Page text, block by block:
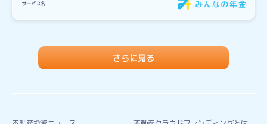
サービス名
さらに見る